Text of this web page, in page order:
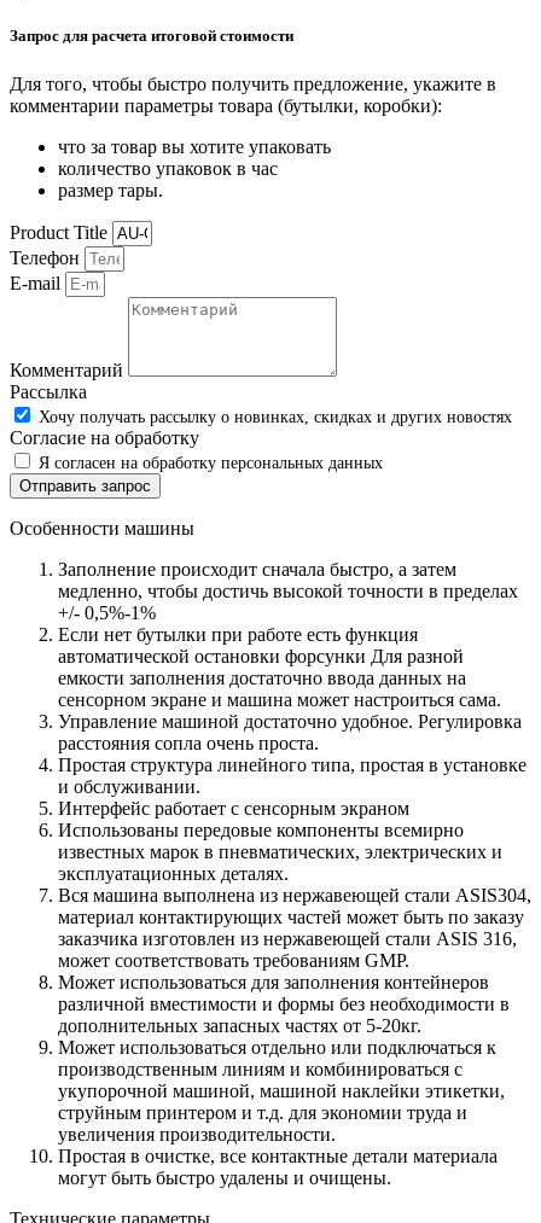
Запрос для расчета итоговой стоимости
Для того, чтобы быстро получить предложение, укажите в
комментарии параметры товара (бутылки, коробки):
что за товар вы хотите упаковать
количество упаковок в час
размер тары.
Product Title
Телефон
E-mail
Комментарий
Рассылка
Хочу получать рассылку о новинках, скидках и других новостях
Согласие на обработку
Я согласен на обработку персональных данных
Отправить запрос
Особенности машины
Заполнение происходит сначала быстро, а затем
медленно, чтобы достичь высокой точности в пределах
+/- 0,5%-1%
Если нет бутылки при работе есть функция
автоматической остановки форсунки Для разной
емкости заполнения достаточно ввода данных на
сенсорном экране и машина может настроиться сама.
Управление машиной достаточно удобное. Регулировка
расстояния сопла очень проста.
Простая структура линейного типа, простая в установке
и обслуживании.
Интерфейс работает с сенсорным экраном
Использованы передовые компоненты всемирно
известных марок в пневматических, электрических и
эксплуатационных деталях.
Вся машина выполнена из нержавеющей стали ASIS304,
материал контактирующих частей может быть по заказу
заказчика изготовлен из нержавеющей стали ASIS 316,
может соответствовать требованиям GMP.
Может использоваться для заполнения контейнеров
различной вместимости и формы без необходимости в
дополнительных запасных частях от 5-20кг.
Может использоваться отдельно или подключаться к
производственным линиям и комбинироваться с
укупорочной машиной, машиной наклейки этикетки,
струйным принтером и т.д. для экономии труда и
увеличения производительности.
Простая в очистке, все контактные детали материала
могут быть быстро удалены и очищены.
Технические параметры